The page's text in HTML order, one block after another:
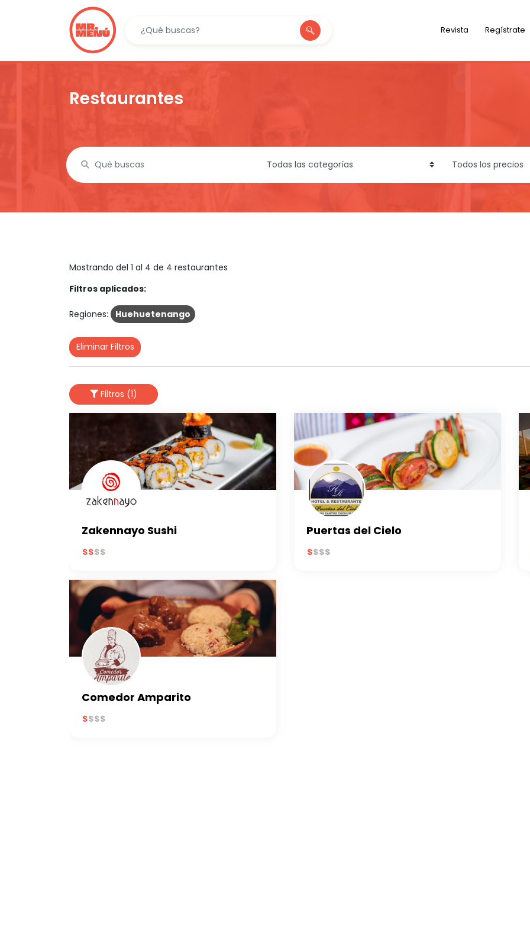
Revista Regístrate
Restaurantes
Name category price
Mostrando del 1 al 4 de 4 restaurantes
Filtros aplicados:
Regiones: Huehuetenango
Eliminar Filtros
Filtros (1)
Zakennayo Sushi Puertas del Cielo
Comedor Amparito